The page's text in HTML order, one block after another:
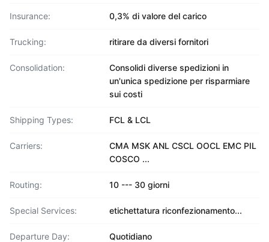
Insurance: 0,3% di valore del carico
Trucking: ritirare da diversi fornitori
Consolidation:
Consolidi diverse spedizioni in
un'unica spedizione per risparmiare
sui costi
Shipping Types: FCL & LCL
Carriers:
CMA MSK ANL CSCL OOCL EMC PIL
COSCO ...
Routing: 10 --- 30 giorni
Special Services: etichettatura riconfezionamento...
Departure Day: Quotidiano